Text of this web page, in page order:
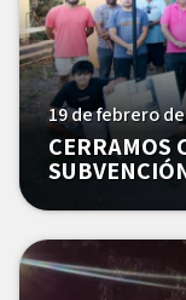
19 de febrero
CERRAMOS